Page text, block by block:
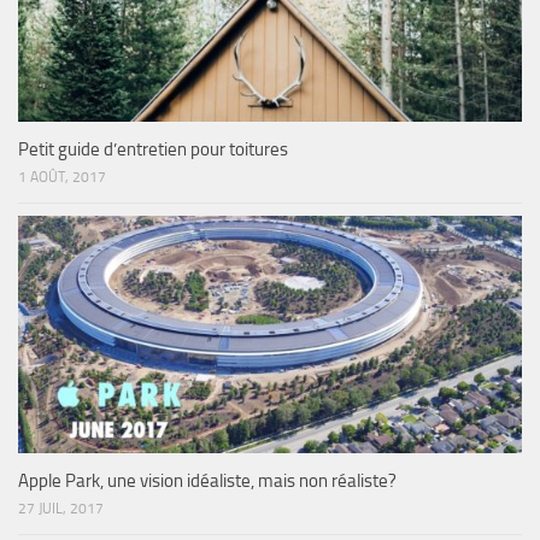
Petit guide d’entretien pour toitures
1 AOÛT, 2017
Apple Park, une vision idéaliste, mais non réaliste?
27 JUIL, 2017